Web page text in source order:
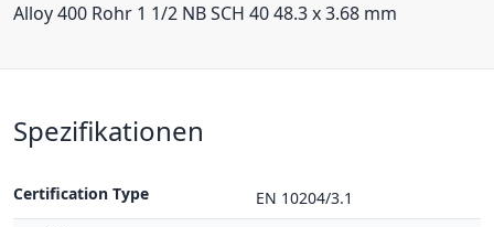
Alloy 400 Rohr 1 1/2 NB SCH 40 48.3 x 3.68 mm
Spezifikationen
Certification Type
EN 10204/3.1